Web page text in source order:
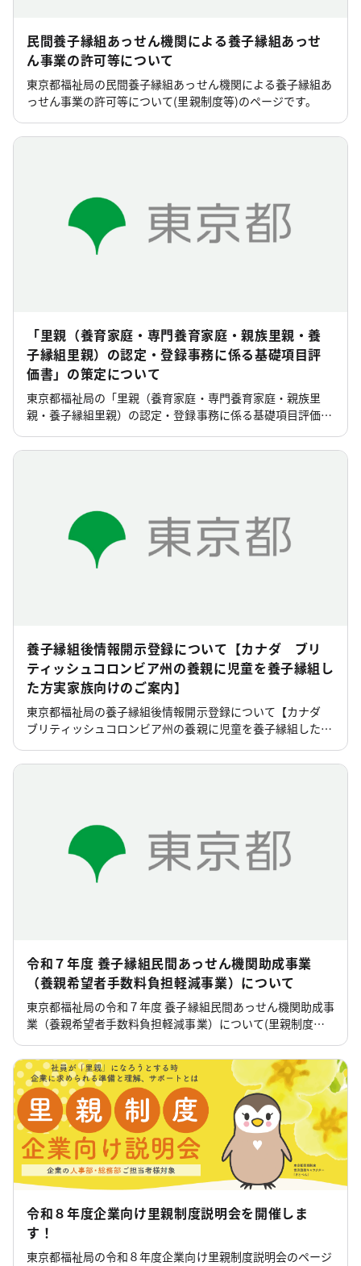
民間養子縁組あっせん機関による養子縁組あっせ
ん事業の許可等について
東京都福祉局の民間養子縁組あっせん機関による養子縁組あ
っせん事業の許可等について(里親制度等)のページです。
「里親（養育家庭・専門養育家庭・親族里親・養
子縁組里親）の認定・登録事務に係る基礎項目評
価書」の策定について
東京都福祉局の「里親（養育家庭・専門養育家庭・親族里
親・養子縁組里親）の認定・登録事務に係る基礎項目評価
養子縁組後情報開示登録について【カナダ ブリ
ティッシュコロンビア州の養親に児童を養子縁組し
た方実家族向けのご案内】
東京都福祉局の養子縁組後情報開示登録について【カナダ
ブリティッシュコロンビア州の養親に児童を養子縁組した方
令和７年度 養子縁組民間あっせん機関助成事業
（養親希望者手数料負担軽減事業）について
東京都福祉局の令和７年度 養子縁組民間あっせん機関助成事
業（養親希望者手数料負担軽減事業）について(里親制度等)
令和８年度企業向け里親制度説明会を開催しま
す！
東京都福祉局の令和８年度企業向け里親制度説明会のページ